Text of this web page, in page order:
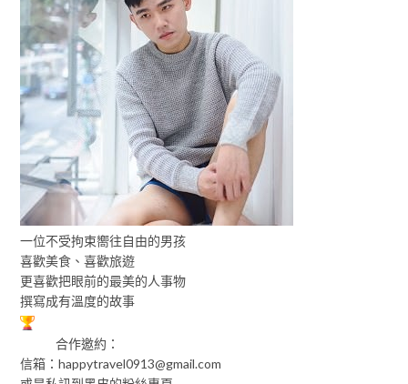
一位不受拘束嚮往自由的男孩
喜歡美食、喜歡旅遊
更喜歡把眼前的最美的人事物
撰寫成有溫度的故事
合作邀約：
信箱：happytravel0913@gmail.com